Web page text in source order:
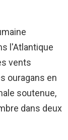
l'Atlantique
vents
ouragans en
soutenue,
dans deux